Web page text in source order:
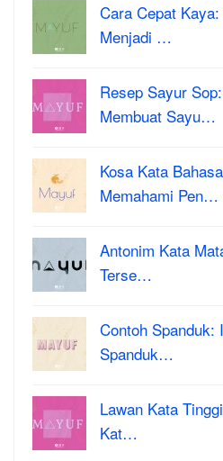
Cara Cepat
Menjadi …
Resep Sayur
Membuat Sayu…
Kosa Kata
Memahami Pen…
Antonim Kata
Terse…
Contoh Spanduk:
Spanduk…
Lawan Kata
Kat…